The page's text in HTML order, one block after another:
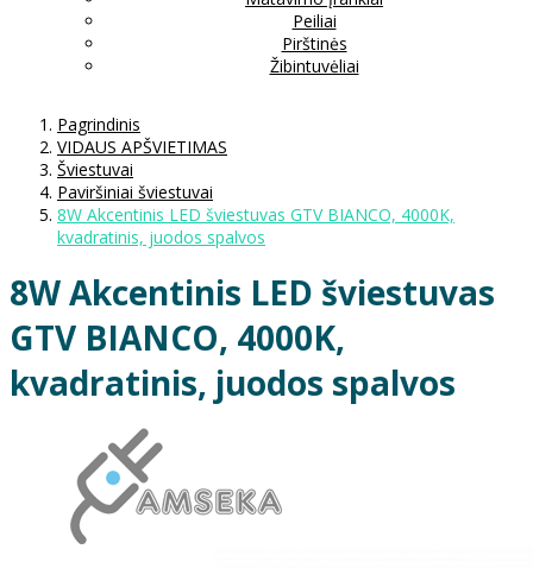
Peiliai
Pirštinės
Žibintuvėliai
Pagrindinis
VIDAUS APŠVIETIMAS
Šviestuvai
Paviršiniai šviestuvai
8W Akcentinis LED šviestuvas GTV BIANCO, 4000K,
kvadratinis, juodos spalvos
8W Akcentinis LED šviestuvas
GTV BIANCO, 4000K,
kvadratinis, juodos spalvos